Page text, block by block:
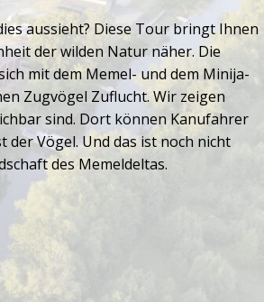
aussieht? Diese Tour bringt Ihnen
der wilden Natur näher. Die
mit dem Memel- und dem Minija-
Zugvögel Zuflucht. Wir zeigen
sind. Dort können Kanufahrer
der Vögel. Und das ist noch nicht
des Memeldeltas.